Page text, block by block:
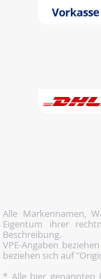
Alle Markennamen,
Eigentum ihrer
Beschreibung.
VPE-Angaben
beziehen sich auf
* Alle hier genannten